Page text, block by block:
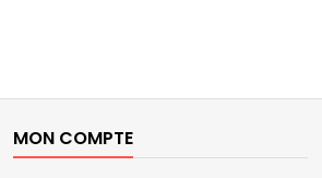
MON COMPTE